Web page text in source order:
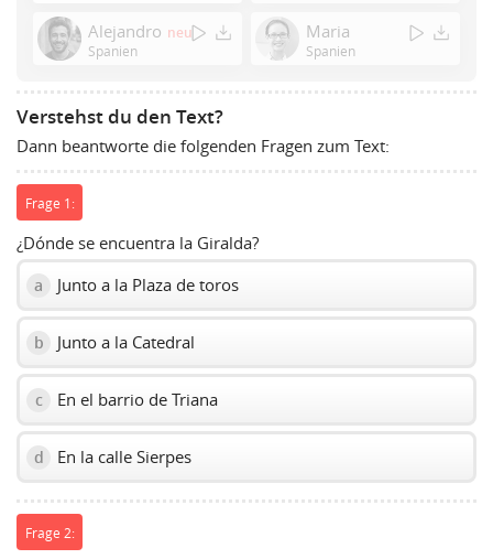
to
show
Alejandro neu
Spanien
Maria
Spanien
Verstehst du den Text?
Dann beantworte die folgenden Fragen zum Text:
Frage 1:
¿Dónde se encuentra la Giralda?
a Junto a la Plaza de toros
b Junto a la Catedral
c En el barrio de Triana
d En la calle Sierpes
Frage 2: